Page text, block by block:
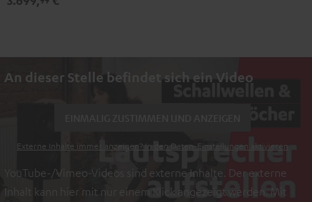
An dieser Stelle befindet sich ein Video
Externe Inhalte immer anzeigen? In den Daten‑Einstellungen aktivieren
YouTube-/Vimeo-Videos sind externe Inhalte. Der externe
Inhalt kann hier mit nur einem Klick angezeigt werden. Mit